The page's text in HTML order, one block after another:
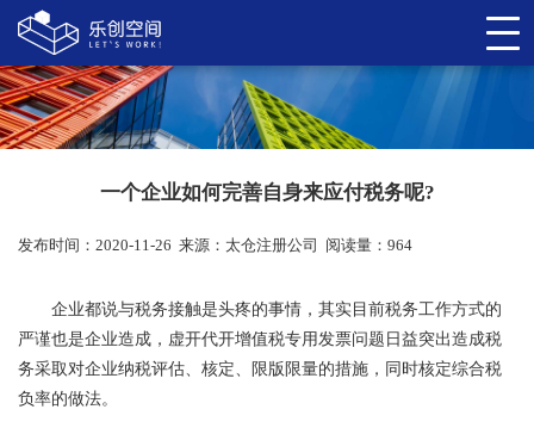
一个企业如何完善自身来应付税务呢?
发布时间：2020-11-26 来源： 太仓注册公司 阅读量：964
企业都说与税务接触是头疼的事情，其实目前税务工作方式的
严谨也是企业造成，虚开代开增值税专用发票问题日益突出造成税
务采取对企业纳税评估、核定、限版限量的措施，同时核定综合税
负率的做法。